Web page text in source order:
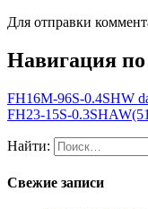
Для отправки
Навигация
FH16M-96S-0.4SHW
FH23-15S-
Найти:
Свежие записи